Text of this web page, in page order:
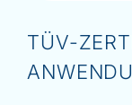
TÜV-